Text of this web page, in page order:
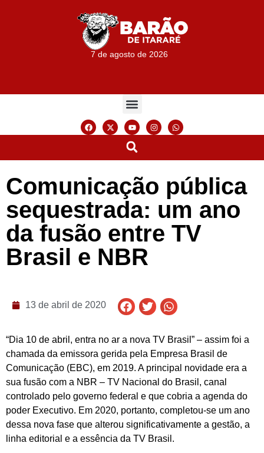
7 de agosto de 2026
Comunicação pública
sequestrada: um ano
da fusão entre TV
Brasil e NBR
13 de abril de 2020
“Dia 10 de abril, entra no ar a nova TV Brasil” – assim foi a
chamada da emissora gerida pela Empresa Brasil de
Comunicação (EBC), em 2019. A principal novidade era a
sua fusão com a NBR – TV Nacional do Brasil, canal
controlado pelo governo federal e que cobria a agenda do
poder Executivo. Em 2020, portanto, completou-se um ano
dessa nova fase que alterou significativamente a gestão, a
linha editorial e a essência da TV Brasil.